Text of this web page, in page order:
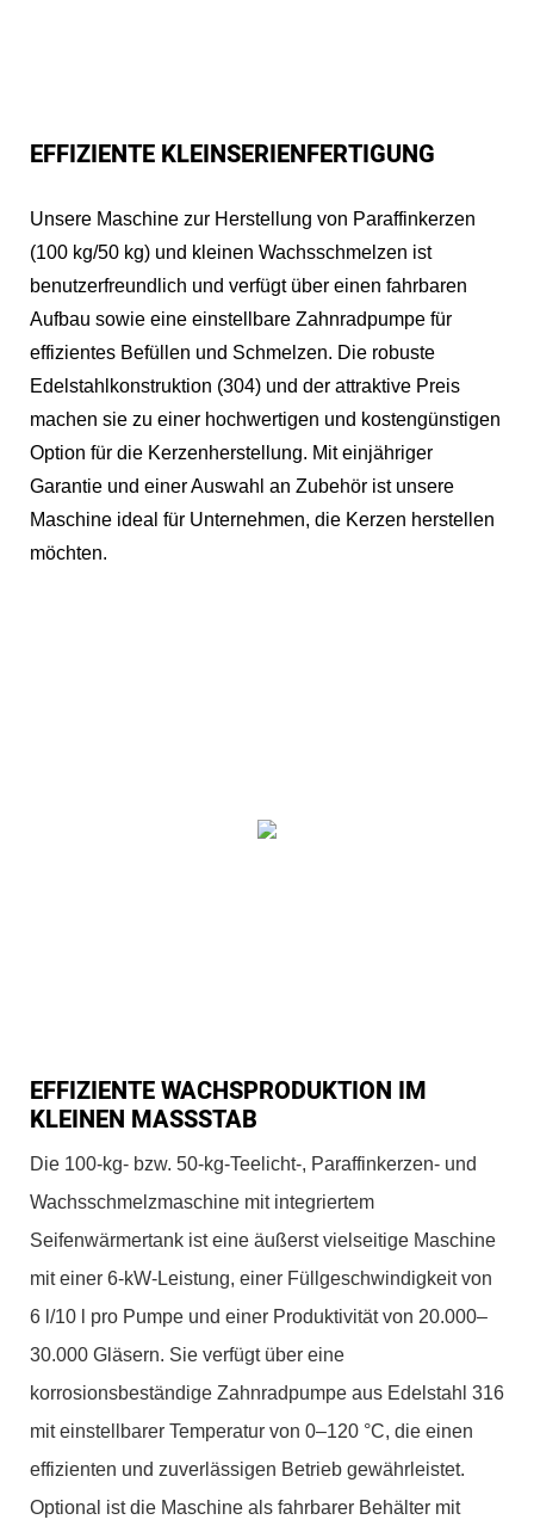
EFFIZIENTE KLEINSERIENFERTIGUNG
Unsere Maschine zur Herstellung von Paraffinkerzen
(100 kg/50 kg) und kleinen Wachsschmelzen ist
benutzerfreundlich und verfügt über einen fahrbaren
Aufbau sowie eine einstellbare Zahnradpumpe für
effizientes Befüllen und Schmelzen. Die robuste
Edelstahlkonstruktion (304) und der attraktive Preis
machen sie zu einer hochwertigen und kostengünstigen
Option für die Kerzenherstellung. Mit einjähriger
Garantie und einer Auswahl an Zubehör ist unsere
Maschine ideal für Unternehmen, die Kerzen herstellen
möchten.
EFFIZIENTE WACHSPRODUKTION IM
KLEINEN MASSSTAB
Die 100-kg- bzw. 50-kg-Teelicht-, Paraffinkerzen- und
Wachsschmelzmaschine mit integriertem
Seifenwärmertank ist eine äußerst vielseitige Maschine
mit einer 6-kW-Leistung, einer Füllgeschwindigkeit von
6 l/10 l pro Pumpe und einer Produktivität von 20.000–
30.000 Gläsern. Sie verfügt über eine
korrosionsbeständige Zahnradpumpe aus Edelstahl 316
mit einstellbarer Temperatur von 0–120 °C, die einen
effizienten und zuverlässigen Betrieb gewährleistet.
Optional ist die Maschine als fahrbarer Behälter mit